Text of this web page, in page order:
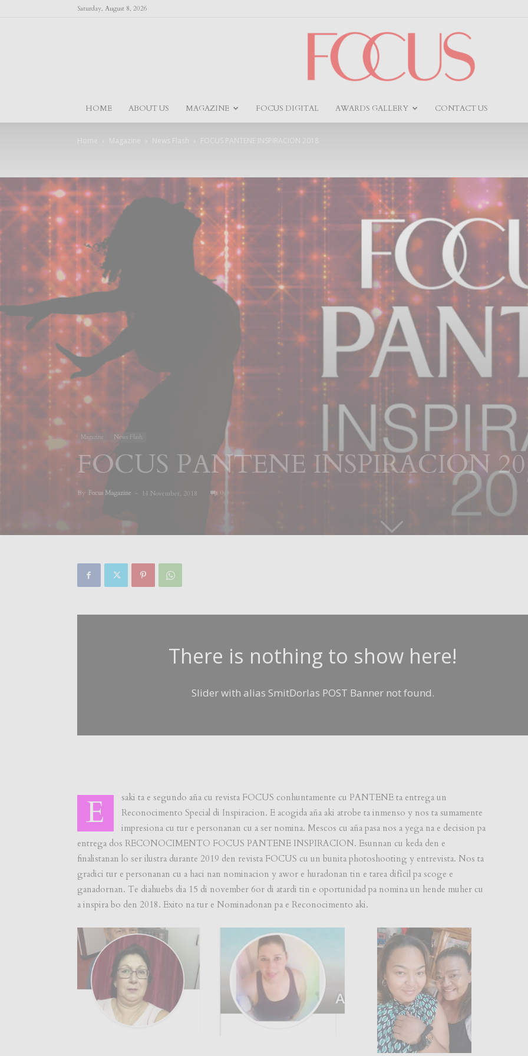
Saturday, August 8, 2026
HOME ABOUT US MAGAZINE FOCUS DIGITAL AWARDS GALLERY CONTACT US
Home Magazine News Flash FOCUS PANTENE INSPIRACION 2018
Magazine News Flash
FOCUS PANTENE INSPIRACION
By Focus Magazine - 14 November, 2018 0
There is nothing to show here!
Slider with alias SmitDorlas POST Banner not found.
E
saki ta e segundo aña cu revista FOCUS conhuntamente cu PANTENE ta entrega un
Reconocimento Special di Inspiracion. E acogida aña aki atrobe ta inmenso y nos ta sumamente
impresiona cu tur e personanan cu a ser nomina. Mescos cu aña pasa nos a yega na e decision pa
entrega dos RECONOCIMENTO FOCUS PANTENE INSPIRACION. Esunnan cu keda den e
finalistanan lo ser ilustra durante 2019 den revista FOCUS cu un bunita photoshooting y entrevista. Nos ta
gradici tur e personanan cu a haci nan nominacion y awor e huradonan tin e tarea difícil pa scoge e
ganadornan. Te diahuebs dia 15 di november 6or di atardi tin e oportunidad pa nomina un hende muher cu
a inspira bo den 2018. Exito na tur e Nominadonan pa e Reconocimento aki.